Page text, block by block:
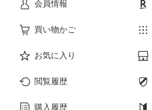
会員情報
買い物かご
お気に入り
閲覧履歴
購入履歴